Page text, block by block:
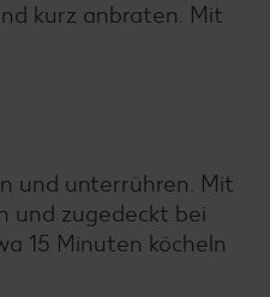
kurz anbraten. Mit
und unterrühren. Mit
und zugedeckt bei
15 Minuten köcheln